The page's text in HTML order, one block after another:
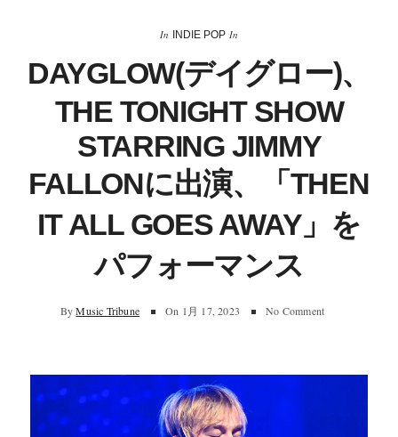
In INDIE POP In
DAYGLOW(デイグロー)、
THE TONIGHT SHOW
STARRING JIMMY
FALLONに出演、「THEN
IT ALL GOES AWAY」を
パフォーマンス
By Music Tribune On 1月 17, 2023 No Comment